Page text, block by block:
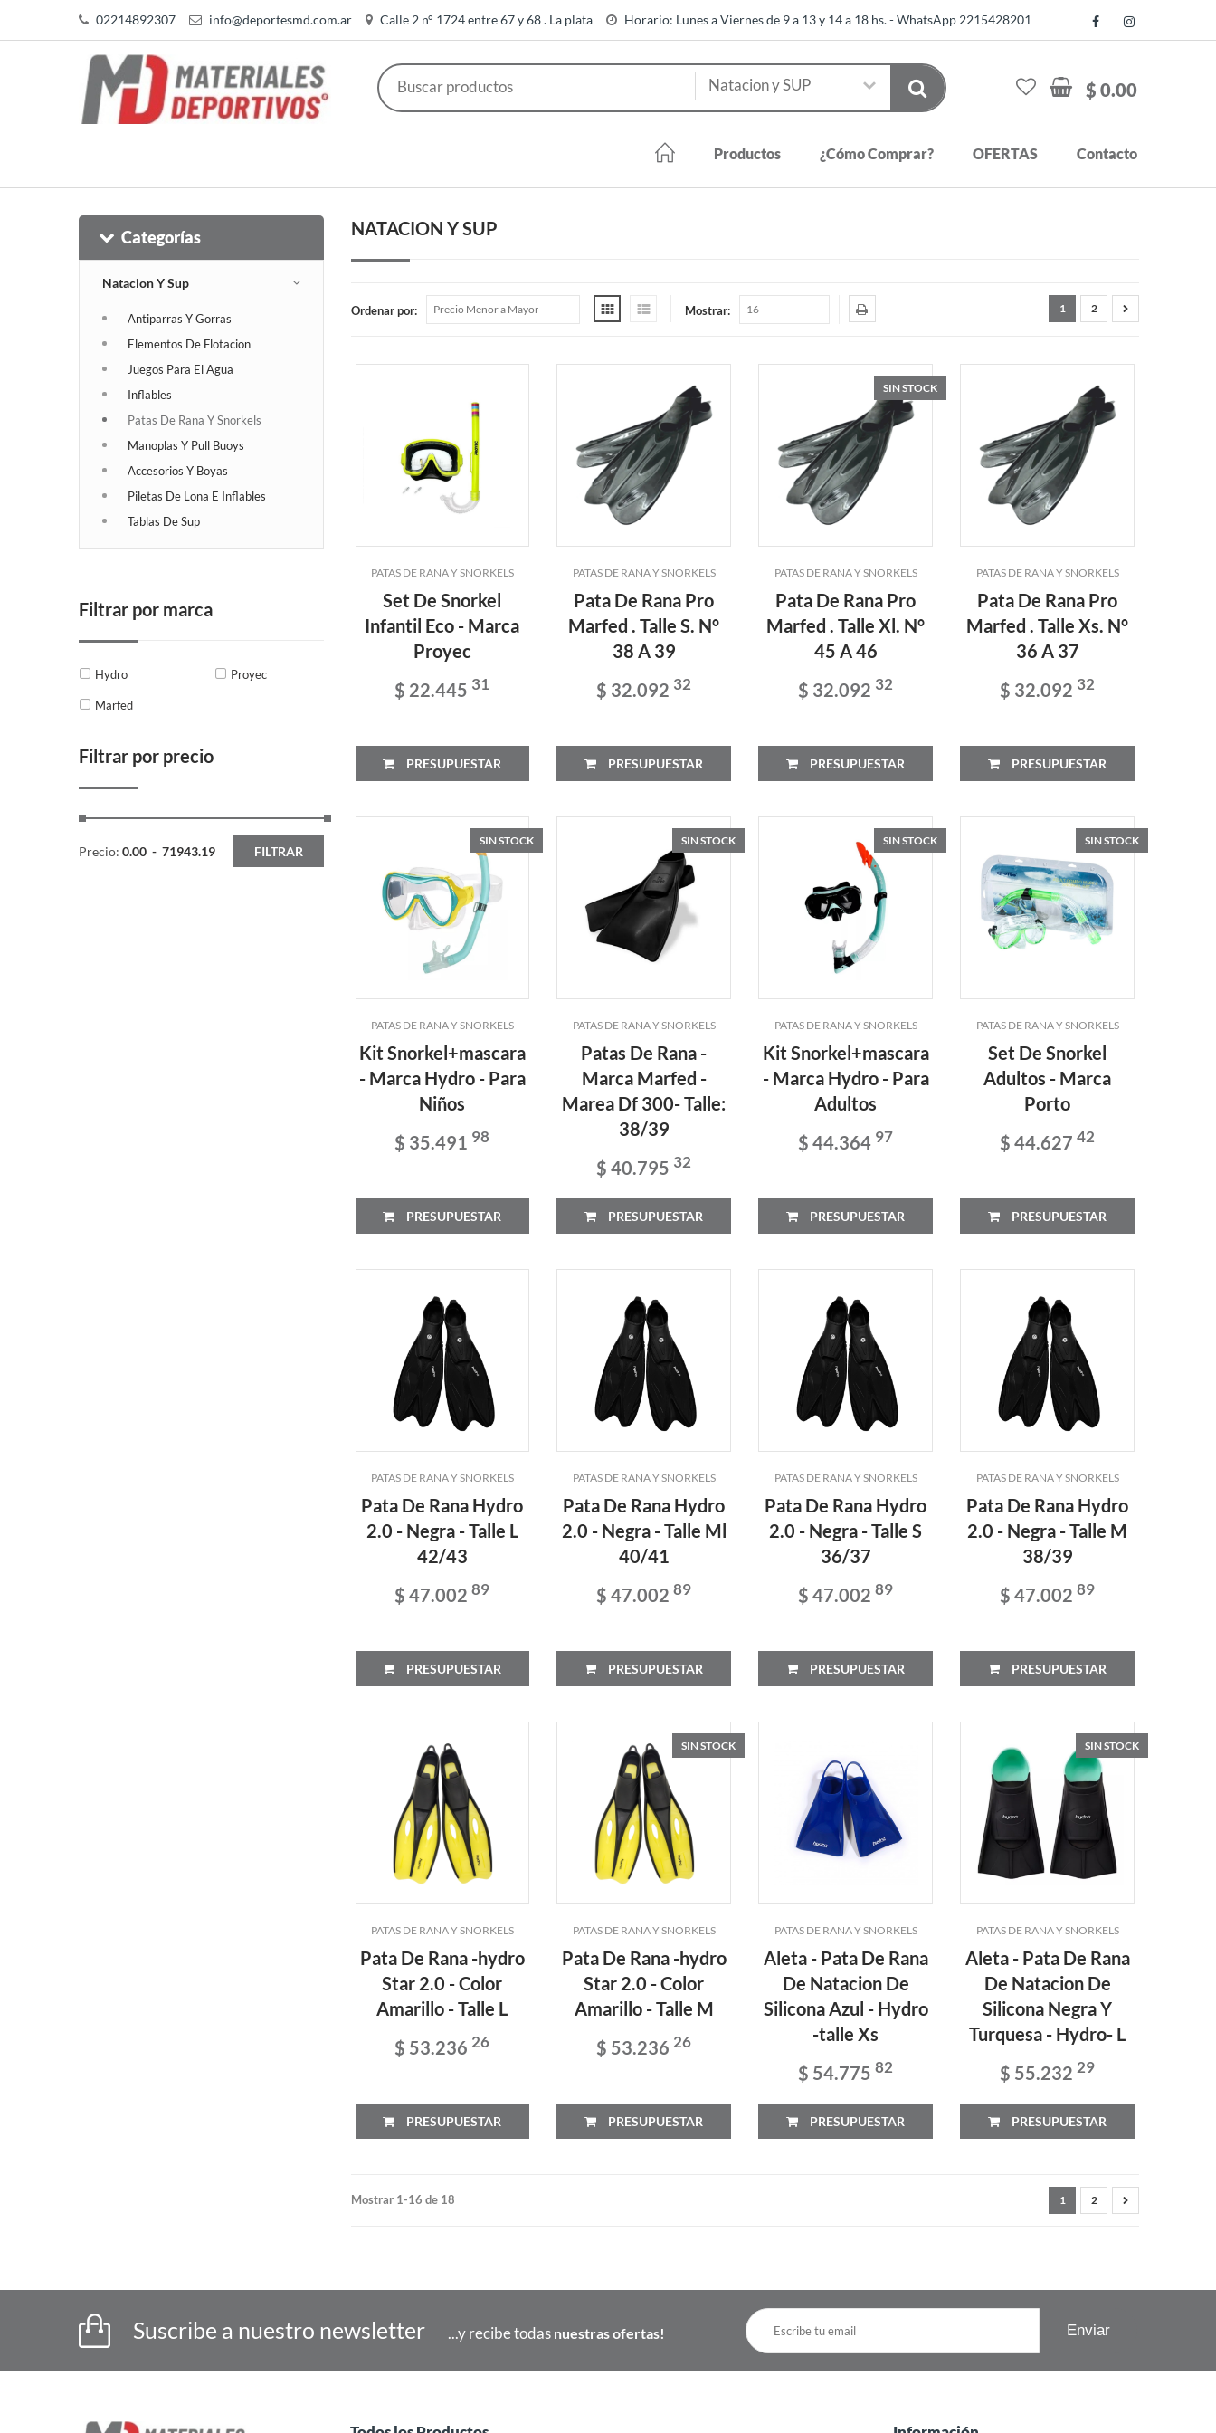
02214892307 info@deportesmd.com.ar Calle 2 n° 1724 entre 67 y 68 . La plata Horario: Lunes a Viernes de 9 a 13 y 14 a 18 hs. - WhatsApp 2215428201
$ 0.00
Productos ¿Cómo Comprar? OFERTAS Contacto
Categorías
Natacion Y Sup
Antiparras Y Gorras
Elementos De Flotacion
Juegos Para El Agua
Inflables
Patas De Rana Y Snorkels
Manoplas Y Pull Buoys
Accesorios Y Boyas
Piletas De Lona E Inflables
Tablas De Sup
Filtrar por marca
Hydro
Marfed
Proyec
Filtrar por precio
Precio: 0.00 - 71943.19 FILTRAR
NATACION Y SUP
Ordenar por: Mostrar: 1 2
PATAS DE RANA Y SNORKELS
Set De Snorkel
Infantil Eco - Marca
Proyec
$ 22.445 31
PRESUPUESTAR
PATAS DE RANA Y SNORKELS
Pata De Rana Pro
Marfed . Talle S. N°
38 A 39
$ 32.092 32
PRESUPUESTAR
SIN STOCK
PATAS DE RANA Y SNORKELS
Pata De Rana Pro
Marfed . Talle Xl. N°
45 A 46
$ 32.092 32
PRESUPUESTAR
PATAS DE RANA Y SNORKELS
Pata De Rana Pro
Marfed . Talle Xs. N°
36 A 37
$ 32.092 32
PRESUPUESTAR
SIN STOCK
PATAS DE RANA Y SNORKELS
Kit Snorkel+mascara
- Marca Hydro - Para
Niños
$ 35.491 98
PRESUPUESTAR
SIN STOCK
PATAS DE RANA Y SNORKELS
Patas De Rana -
Marca Marfed -
Marea Df 300- Talle:
38/39
$ 40.795 32
PRESUPUESTAR
SIN STOCK
PATAS DE RANA Y SNORKELS
Kit Snorkel+mascara
- Marca Hydro - Para
Adultos
$ 44.364 97
PRESUPUESTAR
SIN STOCK
PATAS DE RANA Y SNORKELS
Set De Snorkel
Adultos - Marca
Porto
$ 44.62742
PRESUPUESTAR
PATAS DE RANA Y SNORKELS
Pata De Rana Hydro
2.0 - Negra - Talle L
42/43
$ 47.00289
PRESUPUESTAR
PATAS DE RANA Y SNORKELS
Pata De Rana Hydro
2.0 - Negra - Talle Ml
40/41
$ 47.00289
PRESUPUESTAR
PATAS DE RANA Y SNORKELS
Pata De Rana Hydro
2.0 - Negra - Talle S
36/37
$ 47.00289
PRESUPUESTAR
PATAS DE RANA Y SNORKELS
Pata De Rana Hydro
2.0 - Negra - Talle M
38/39
$ 47.00289
PRESUPUESTAR
PATAS DE RANA Y SNORKELS
Pata De Rana -hydro
Star 2.0 - Color
Amarillo - Talle L
$ 53.23626
PRESUPUESTAR
SIN STOCK
PATAS DE RANA Y SNORKELS
Pata De Rana -hydro
Star 2.0 - Color
Amarillo - Talle M
$ 53.23626
PRESUPUESTAR
PATAS DE RANA Y SNORKELS
Aleta - Pata De Rana
De Natacion De
Silicona Azul - Hydro
-talle Xs
$ 54.77582
PRESUPUESTAR
SIN STOCK
PATAS DE RANA Y SNORKELS
Aleta - Pata De Rana
De Natacion De
Silicona Negra Y
Turquesa - Hydro- L
$ 55.23229
PRESUPUESTAR
Mostrar 1-16 de 18 1 2
Suscribe a nuestro newsletter ...y recibe todas nuestras ofertas!